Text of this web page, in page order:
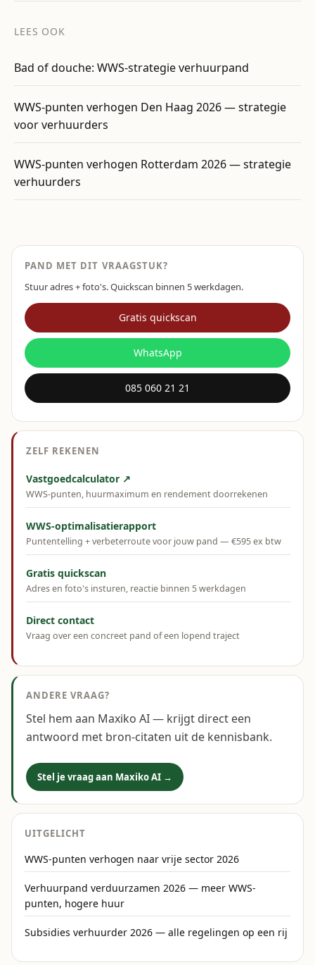
LEES OOK
Bad of douche: WWS-strategie verhuurpand
WWS-punten verhogen Den Haag 2026 — strategie
voor verhuurders
WWS-punten verhogen Rotterdam 2026 — strategie
verhuurders
PAND MET DIT VRAAGSTUK?
Stuur adres + foto's. Quickscan binnen 5 werkdagen.
Gratis quickscan
WhatsApp
085 060 21 21
ZELF REKENEN
Vastgoedcalculator ↗
WWS-punten, huurmaximum en rendement doorrekenen
WWS-optimalisatierapport
Puntentelling + verbeterroute voor jouw pand — €595 ex btw
Gratis quickscan
Adres en foto's insturen, reactie binnen 5 werkdagen
Direct contact
Vraag over een concreet pand of een lopend traject
ANDERE VRAAG?
Stel hem aan Maxiko AI — krijgt direct een
antwoord met bron-citaten uit de kennisbank.
Stel je vraag aan Maxiko AI →
UITGELICHT
WWS-punten verhogen naar vrije sector 2026
Verhuurpand verduurzamen 2026 — meer WWS-
punten, hogere huur
Subsidies verhuurder 2026 — alle regelingen op een rij